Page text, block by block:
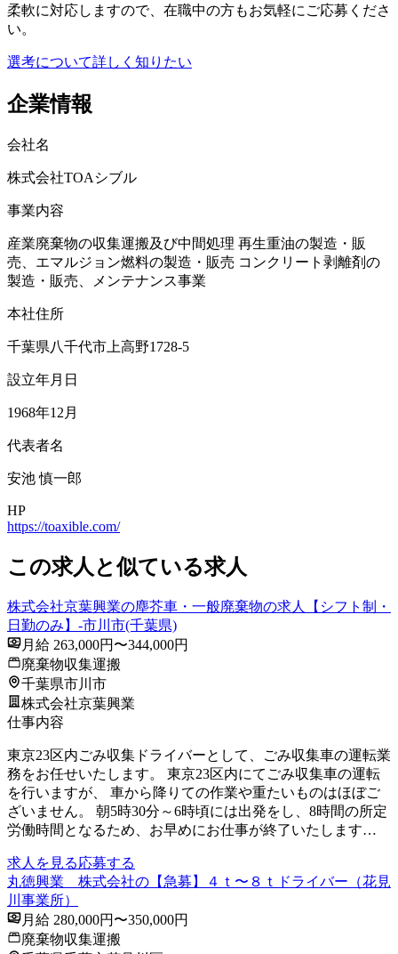
柔軟に対応しますので、在職中の方もお気軽にご応募くださ
い。
選考について詳しく知りたい
企業情報
会社名
株式会社TOAシブル
事業内容
産業廃棄物の収集運搬及び中間処理 再生重油の製造・販
売、エマルジョン燃料の製造・販売 コンクリート剥離剤の
製造・販売、メンテナンス事業
本社住所
千葉県八千代市上高野1728-5
設立年月日
1968年12月
代表者名
安池 慎一郎
HP
https://toaxible.com/
この求人と似ている求人
株式会社京葉興業の塵芥車・一般廃棄物の求人【シフト制・
日勤のみ】-市川市(千葉県)
月給 263,000円〜344,000円
廃棄物収集運搬
千葉県市川市
株式会社京葉興業
仕事内容
東京23区内ごみ収集ドライバーとして、ごみ収集車の運転業
務をお任せいたします。 東京23区内にてごみ収集車の運転
を行いますが、 車から降りての作業や重たいものはほぼご
ざいません。 朝5時30分～6時頃には出発をし、8時間の所定
労働時間となるため、お早めにお仕事が終了いたします…
求人を見る応募する
丸徳興業 株式会社の【急募】４ｔ〜８ｔドライバー（花見
川事業所）
月給 280,000円〜350,000円
廃棄物収集運搬